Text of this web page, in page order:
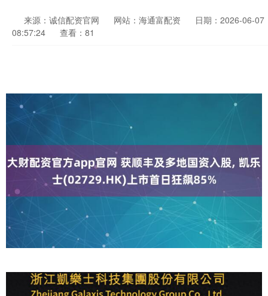
来源：诚信配资官网 网站：海通富配资
日期：2026-06-07
08:57:24
查看：81